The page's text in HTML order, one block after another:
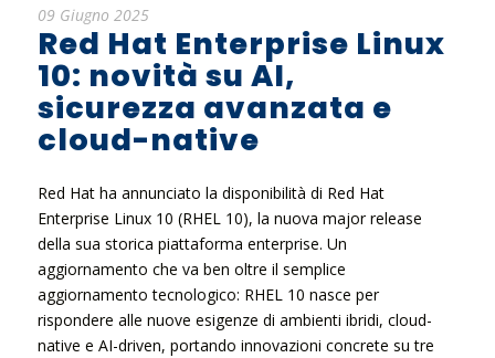
09 Giugno 2025
Red Hat Enterprise Linux
10: novità su AI,
sicurezza avanzata e
cloud-native
Red Hat ha annunciato la disponibilità di Red Hat
Enterprise Linux 10 (RHEL 10), la nuova major release
della sua storica piattaforma enterprise. Un
aggiornamento che va ben oltre il semplice
aggiornamento tecnologico: RHEL 10 nasce per
rispondere alle nuove esigenze di ambienti ibridi, cloud-
native e AI-driven, portando innovazioni concrete su tre